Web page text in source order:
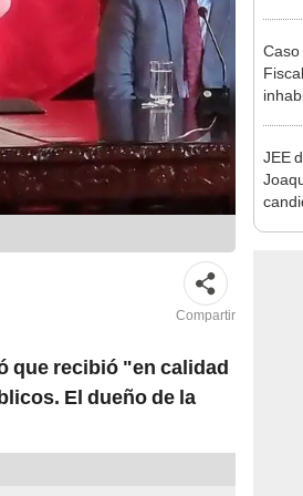
Compartir
que recibió "en calidad
El dueño de la
JEE